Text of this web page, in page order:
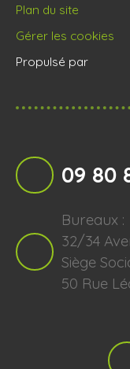
Plan du site
Gérer les cookies
Propulsé par
09 80
Bureaux :
32/34
Siège
50 Rue